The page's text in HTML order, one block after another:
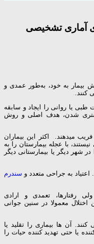
آماری تشخیصی
بیمار به خود، به‌طور عمدی و
کنند.
طبی یا روانی را ایجاد و سابقه
شدن، هدف اصلی و روش
می­دهند. اکثر این بیماران
با عجله بیمارستان را به
شهر دیگر یا بیمارستانی دیگر
اعتیاد به جراحی متعدد و سندرم
رفتارها، تعمدی و ارادی
اختلال معمولا در سنین جوانی
آن ها بیماری را تقلید یا
یا حتی تهدید کننده حیات را